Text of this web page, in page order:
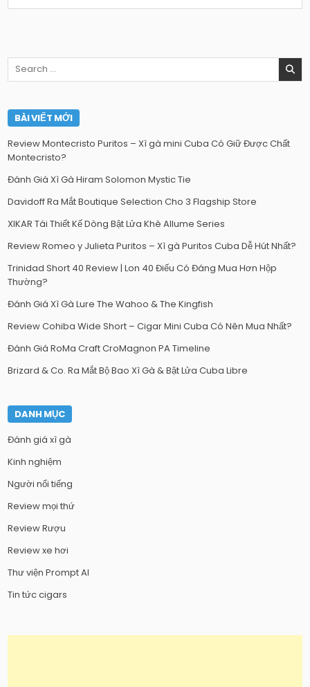
Search
BÀI VIẾT MỚI
Review Montecristo Puritos – Xì gà mini Cuba Có Giữ Được Chất
Montecristo?
Đánh Giá Xì Gà Hiram Solomon Mystic Tie
Davidoff Ra Mắt Boutique Selection Cho 3 Flagship Store
XIKAR Tái Thiết Kế Dòng Bật Lửa Khè Allume Series
Review Romeo y Julieta Puritos – Xì gà Puritos Cuba Dễ Hút Nhất?
Trinidad Short 40 Review | Lon 40 Điếu Có Đáng Mua Hơn Hộp
Thường?
Đánh Giá Xì Gà Lure The Wahoo & The Kingfish
Review Cohiba Wide Short – Cigar Mini Cuba Có Nên Mua Nhất?
Đánh Giá RoMa Craft CroMagnon PA Timeline
Brizard & Co. Ra Mắt Bộ Bao Xì Gà & Bật Lửa Cuba Libre
DANH MỤC
Đánh giá xì gà
Kinh nghiệm
Người nổi tiếng
Review mọi thứ
Review Rượu
Review xe hơi
Thư viện Prompt AI
Tin tức cigars